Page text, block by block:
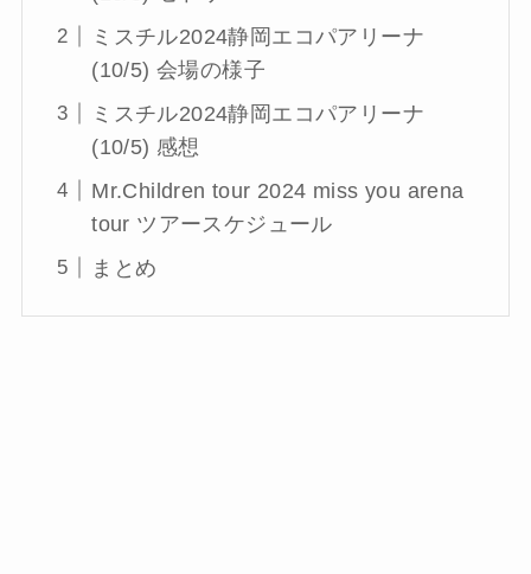
ミスチル2024静岡エコパアリーナ
(10/5) 会場の様子
ミスチル2024静岡エコパアリーナ
(10/5) 感想
Mr.Children tour 2024 miss you arena
tour ツアースケジュール
まとめ